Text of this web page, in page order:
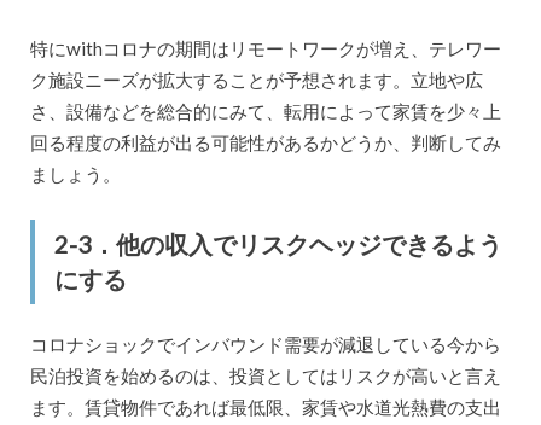
特にwithコロナの期間はリモートワークが増え、テレワー
ク施設ニーズが拡大することが予想されます。立地や広
さ、設備などを総合的にみて、転用によって家賃を少々上
回る程度の利益が出る可能性があるかどうか、判断してみ
ましょう。
2-3．他の収入でリスクヘッジできるよう
にする
コロナショックでインバウンド需要が減退している今から
民泊投資を始めるのは、投資としてはリスクが高いと言え
ます。賃貸物件であれば最低限、家賃や水道光熱費の支出